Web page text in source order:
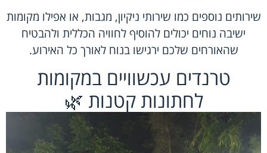
שירותים נוספים כמו שירותי ניקיון, מגבות, או אפילו מקומות
ישיבה נוחים יכולים להוסיף לחוויה הכללית ולהבטיח
שהאורחים שלכם ירגישו בנוח לאורך כל האירוע.
טרנדים עכשוויים במקומות
לחתונות קטנות 🌿